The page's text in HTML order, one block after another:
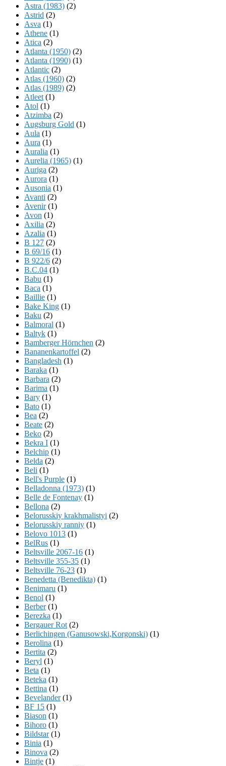
Astra (1983) (2)
Astrid (2)
Asva (1)
Athene (1)
Atica (2)
Atlanta (1950) (2)
Atlanta (1990) (1)
Atlantic (2)
Atlas (1960) (2)
Atlas (1989) (2)
Atleet (1)
Atol (1)
Atzimba (2)
Augsburg Gold (1)
Aula (1)
Aura (1)
Auralia (1)
Aurelia (1965) (1)
Auriga (2)
Aurora (1)
Ausonia (1)
Avanti (2)
Avenir(1)
Avon (1)
Axilia (2)
Azalia (1)
B 127 (2)
B 69/16 (1)
B 922/6 (2)
B.C.04 (1)
Babu (1)
Baca (1)
Baillie (1)
Bake King (1)
Baku (2)
Balmoral (1)
Baltyk (1)
Bamberger Hörnchen (2)
Bananenkartoffel (2)
Bangladesh (1)
Baraka (1)
Barbara (2)
Barima (1)
Bary (1)
Bato (1)
Bea (2)
Beate (2)
Beko (2)
Bekra I (1)
Belchip (1)
Belda (2)
Beli (1)
Bell's Purple (1)
Belladonna (1973) (1)
Belle de Fontenay (1)
Bellona (2)
Belorusskiy krakhmalistyi (2)
Belorusskiy ranniy (1)
Belovo 1013 (1)
BelRus (1)
Beltsville 2067-16 (1)
Beltsville 355-35 (1)
Beltsville 76-23 (1)
Benedetta (Benedikta) (1)
Benimaru (1)
Benol (1)
Berber(1)
Berezka (1)
Bergauer Rot (2)
Berlichingen (Ganusowski,Korgonski) (1)
Berolina (1)
Bertita (2)
Beryl (1)
Beta (1)
Beteka (1)
Bettina (1)
Bevelander(1)
BF 15 (1)
Biason (1)
Bihoro (1)
Bildstar(1)
Binia (1)
Binova (2)
Bintje (1)